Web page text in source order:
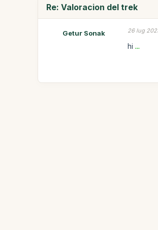
Re: Valoracion del trek
Getur Sonak 26 lug
hi...